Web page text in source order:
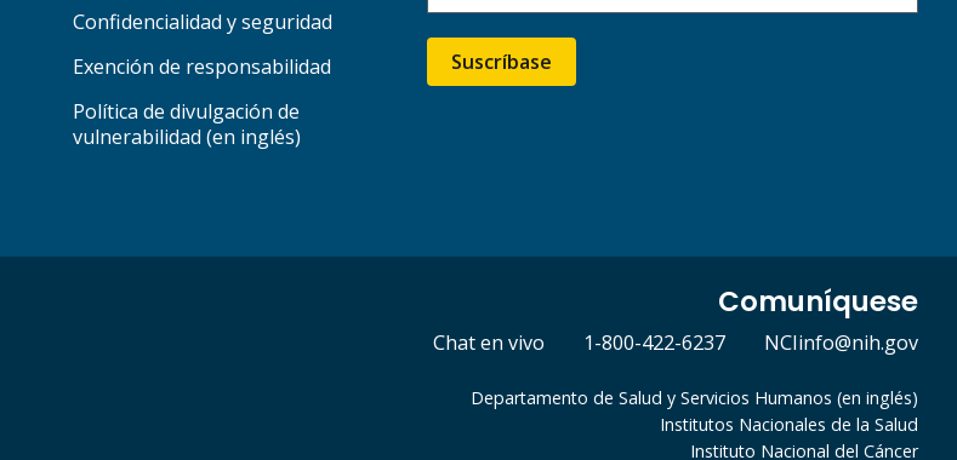
Confidencialidad y seguridad
Exención de responsabilidad
Política de divulgación de
vulnerabilidad (en inglés)
Suscríbase
Comuníquese
Chat en vivo 1-800-422-6237 NCIinfo@nih.gov
Departamento de Salud y Servicios Humanos (en inglés)
Institutos Nacionales de la Salud
Instituto Nacional del Cáncer